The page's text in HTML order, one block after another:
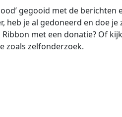
gegooid met de berichten
heb je al gedoneerd en doe je
Ribbon met een donatie? Of
zoals zelfonderzoek.